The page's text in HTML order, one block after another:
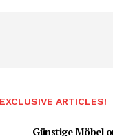
ARTICLES!
Günstige Möbel